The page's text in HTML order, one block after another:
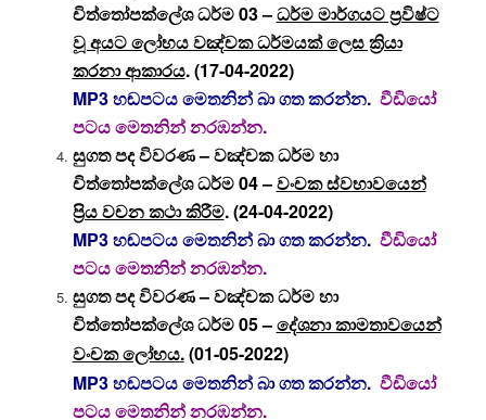
චිත්තෝපක්ලේශ ධර්ම 03 –ධර්ම මාර්ගයට ප්‍රවිෂ්ට
වූ අයට ලෝභය වඤ්චක ධර්මයක් ලෙස ක්‍රියා
කරනා ආකාරය. (17-04-2022)
MP3 හඬපටය මෙතනින් බා ගත කරන්න. වීඩියෝ
පටය මෙතනින් නරඹන්න.
සුගත පද විවරණ – වඤ්චක ධර්ම හා
චිත්තෝපක්ලේශ ධර්ම 04 –වංචක ස්වභාවයෙන්
ප්‍රිය වචන කථා කිරීම. (24-04-2022)
MP3 හඬපටය මෙතනින් බා ගත කරන්න. වීඩියෝ
පටය මෙතනින් නරඹන්න.
සුගත පද විවරණ – වඤ්චක ධර්ම හා
චිත්තෝපක්ලේශ ධර්ම 05 – දේශනා කාමතාවයෙන්
වංචක ලෝභය.(01-05-2022)
MP3 හඬපටය මෙතනින් බා ගත කරන්න. වීඩියෝ
පටය මෙතනින් නරඹන්න.